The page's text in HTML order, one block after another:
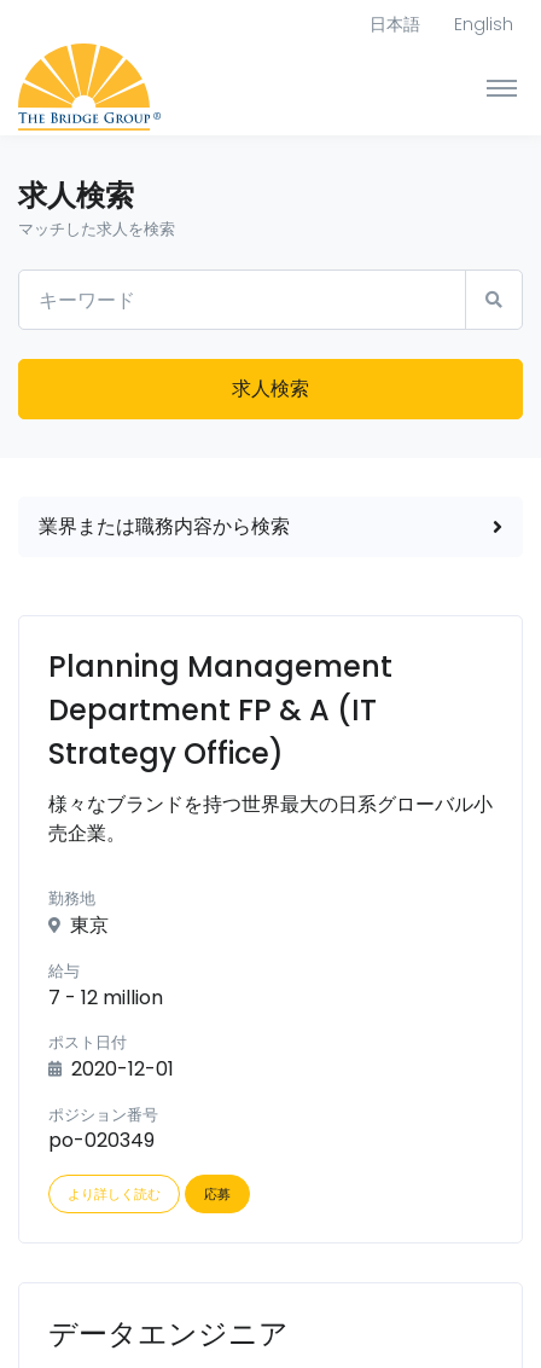
日本語 English
求人検索
マッチした求人を検索
求人検索
業界または職務内容から検索
Planning Management
Department FP & A (IT
Strategy Office)
様々なブランドを持つ世界最大の日系グローバル小
売企業。
勤務地
東京
給与
7 - 12 million
ポスト日付
2020-12-01
ポジション番号
po-020349
より詳しく読む 応募
データエンジニア